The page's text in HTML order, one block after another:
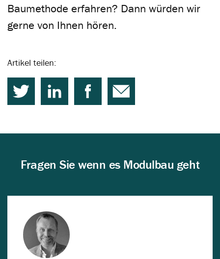
Baumethode erfahren? Dann würden wir
gerne von Ihnen hören.
Artikel teilen:
Fragen Sie wenn es Modulbau geht